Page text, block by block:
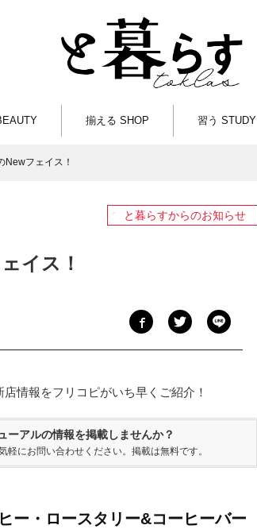
揃える SHOP 習う STUDY
Newフェイス！
と暮らすからのお知らせ
イス！
情報をフリコピがいち早くご紹介！
ーアルの情報を掲載しませんか？
軽にお問い合わせください。掲載は無料です。
ー・ロースタリー&コーヒーバー